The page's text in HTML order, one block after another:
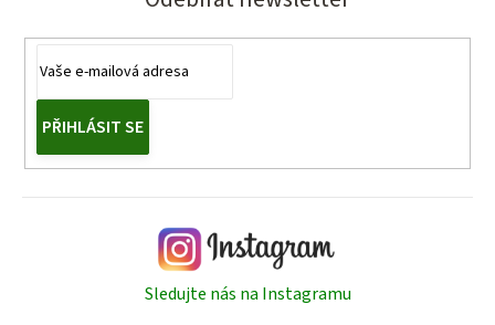
PŘIHLÁSIT SE
Sledujte nás na Instagramu